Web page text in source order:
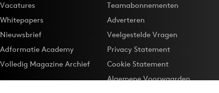
Vacatures
Whitepapers
Nieuwsbrief
Adformatie Academy
Volledig Magazine Archief
Teamabonnementen
Adverteren
Veelgestelde Vragen
Privacy Statement
Cookie Statement
Algemene Voorwaarden